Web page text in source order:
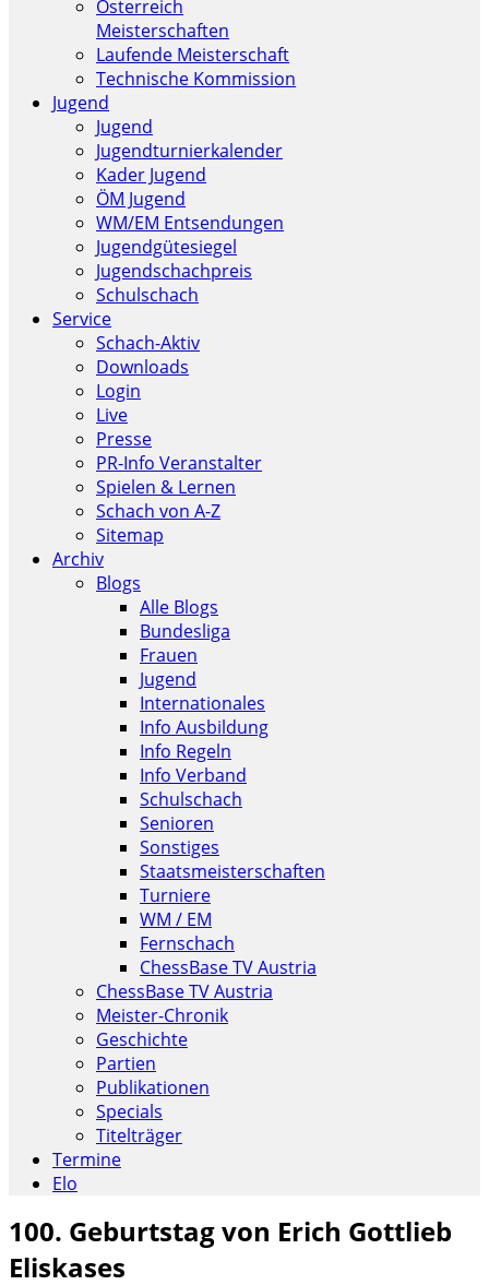
Österreich
Meisterschaften
Laufende Meisterschaft
Technische Kommission
Jugend
Jugend
Jugendturnierkalender
Kader Jugend
ÖM Jugend
WM/EM Entsendungen
Jugendgütesiegel
Jugendschachpreis
Schulschach
Service
Schach-Aktiv
Downloads
Login
Live
Presse
PR-Info Veranstalter
Spielen & Lernen
Schach von A-Z
Sitemap
Archiv
Blogs
Alle Blogs
Bundesliga
Frauen
Jugend
Internationales
Info Ausbildung
Info Regeln
Info Verband
Schulschach
Senioren
Sonstiges
Staatsmeisterschaften
Turniere
WM / EM
Fernschach
ChessBase TV Austria
ChessBase TV Austria
Meister-Chronik
Geschichte
Partien
Publikationen
Specials
Titelträger
Termine
Elo
100. Geburtstag von Erich Gottlieb
Eliskases